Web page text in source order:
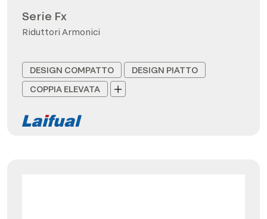
Serie Fx
Riduttori Armonici
DESIGN COMPATTO
DESIGN PIATTO
COPPIA ELEVATA